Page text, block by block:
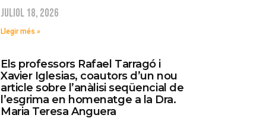
juliol 18, 2026
Llegir més »
Els professors Rafael Tarragó i
Xavier Iglesias, coautors d’un nou
article sobre l’anàlisi seqüencial de
l’esgrima en homenatge a la Dra.
Maria Teresa Anguera